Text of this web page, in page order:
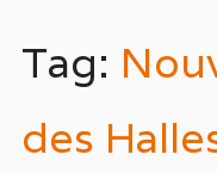
Tag:
des